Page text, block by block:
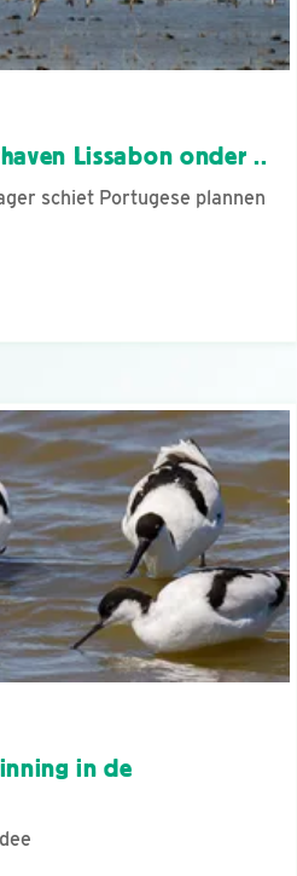
Lissabon onder ..
schiet Portugese plannen
in de